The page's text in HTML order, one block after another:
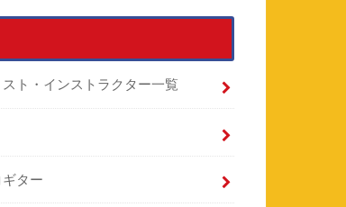
ト・インストラクター一覧
ター